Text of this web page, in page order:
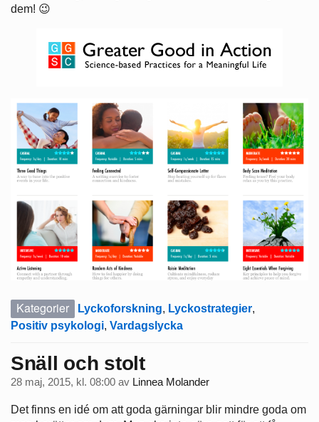
dem! 😉
Kategorier Lyckoforskning, Lyckostrategier,
Positiv psykologi, Vardagslycka
Snäll och stolt
28 maj, 2015, kl. 08:00 av Linnea Molander
Det finns en idé om att goda gärningar blir mindre goda om